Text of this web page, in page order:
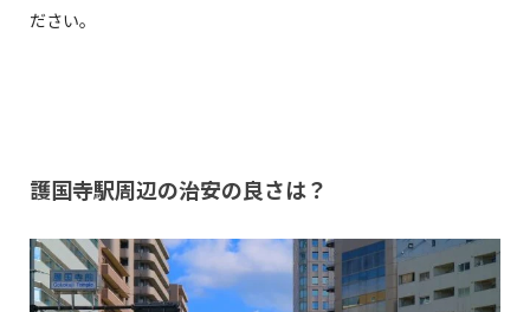
ださい。
護国寺駅周辺の治安の良さは？